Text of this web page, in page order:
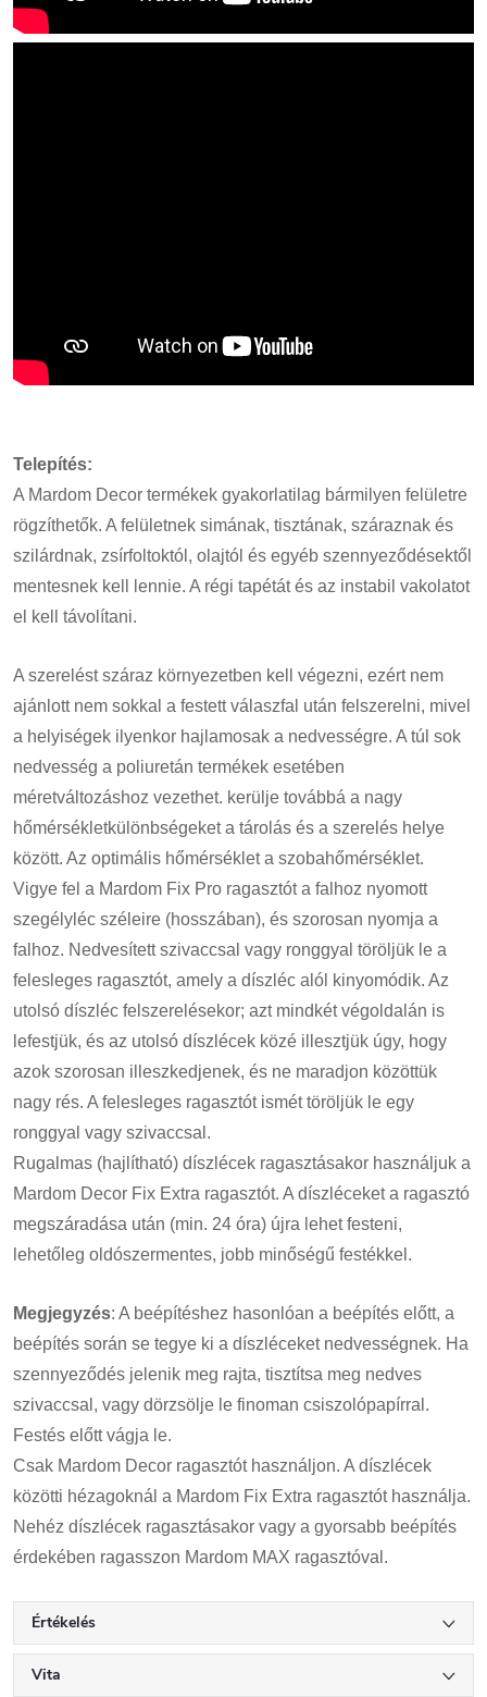
Telepítés:
A Mardom Decor termékek gyakorlatilag bármilyen felületre
rögzíthetők. A felületnek simának, tisztának, száraznak és
szilárdnak, zsírfoltoktól, olajtól és egyéb szennyeződésektől
mentesnek kell lennie. A régi tapétát és az instabil vakolatot
el kell távolítani.
A szerelést száraz környezetben kell végezni, ezért nem
ajánlott nem sokkal a festett válaszfal után felszerelni, mivel
a helyiségek ilyenkor hajlamosak a nedvességre. A túl sok
nedvesség a poliuretán termékek esetében
méretváltozáshoz vezethet. kerülje továbbá a nagy
hőmérsékletkülönbségeket a tárolás és a szerelés helye
között. Az optimális hőmérséklet a szobahőmérséklet.
Vigye fel a Mardom Fix Pro ragasztót a falhoz nyomott
szegélyléc széleire (hosszában), és szorosan nyomja a
falhoz. Nedvesített szivaccsal vagy ronggyal töröljük le a
felesleges ragasztót, amely a díszléc alól kinyomódik. Az
utolsó díszléc felszerelésekor; azt mindkét végoldalán is
lefestjük, és az utolsó díszlécek közé illesztjük úgy, hogy
azok szorosan illeszkedjenek, és ne maradjon közöttük
nagy rés. A felesleges ragasztót ismét töröljük le egy
ronggyal vagy szivaccsal.
Rugalmas (hajlítható) díszlécek ragasztásakor használjuk a
Mardom Decor Fix Extra ragasztót. A díszléceket a ragasztó
megszáradása után (min. 24 óra) újra lehet festeni,
lehetőleg oldószermentes, jobb minőségű festékkel.
Megjegyzés: A beépítéshez hasonlóan a beépítés előtt, a
beépítés során se tegye ki a díszléceket nedvességnek. Ha
szennyeződés jelenik meg rajta, tisztítsa meg nedves
szivaccsal, vagy dörzsölje le finoman csiszolópapírral.
Festés előtt vágja le.
Csak Mardom Decor ragasztót használjon. A díszlécek
közötti hézagoknál a Mardom Fix Extra ragasztót használja.
Nehéz díszlécek ragasztásakor vagy a gyorsabb beépítés
érdekében ragasszon Mardom MAX ragasztóval.
Értékelés
Vita